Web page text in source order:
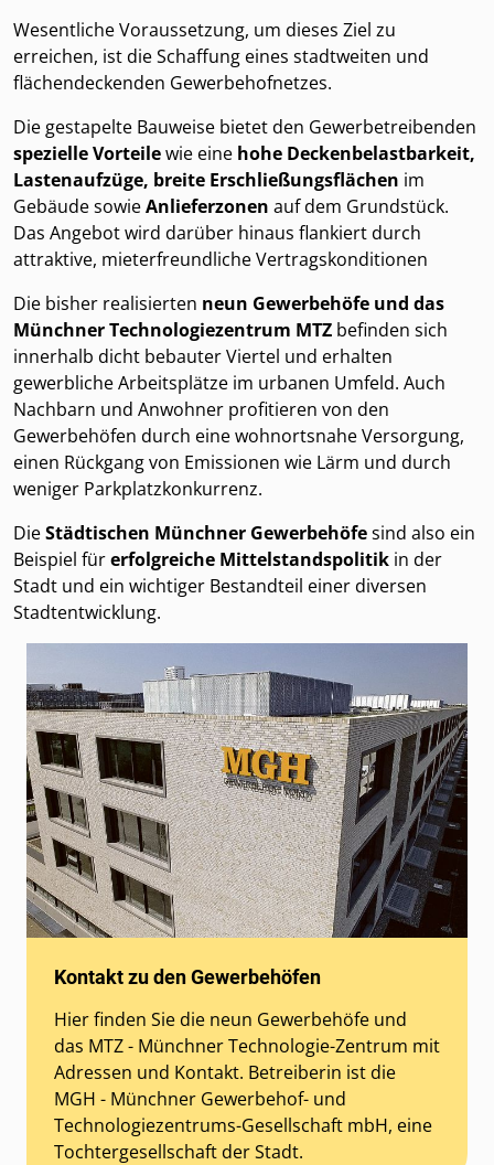
Wesentliche Voraussetzung, um dieses Ziel zu
erreichen, ist die Schaffung eines stadtweiten und
flächendeckenden Gewerbehofnetzes.
Die gestapelte Bauweise bietet den Gewerbetreibenden
spezielle Vorteilewie eine hohe Deckenbelastbarkeit,
Lastenaufzüge, breite Erschließungsflächen im
Gebäude sowieAnlieferzonen auf dem Grundstück.
Das Angebot wird darüber hinaus flankiert durch
attraktive, mieterfreundliche Vertragskonditionen
Die bisher realisierten neun Gewerbehöfe und das
Münchner Technologiezentrum MTZ befinden sich
innerhalb dicht bebauter Viertel und erhalten
gewerbliche Arbeitsplätze im urbanen Umfeld. Auch
Nachbarn und Anwohner profitieren von den
Gewerbehöfen durch eine wohnortsnahe Versorgung,
einen Rückgang von Emissionen wie Lärm und durch
weniger Parkplatzkonkurrenz.
DieStädtischen Münchner Gewerbehöfesind also ein
Beispiel fürerfolgreiche Mittelstandspolitik in der
Stadt und ein wichtiger Bestandteil einer diversen
Stadtentwicklung.
Kontakt zu den Gewerbehöfen
Hier finden Sie die neun Gewerbehöfe und
das MTZ - Münchner Technologie-Zentrum mit
Adressen und Kontakt. Betreiberin ist die
MGH - Münchner Gewerbehof- und
Technologiezentrums-Gesellschaft mbH, eine
Tochtergesellschaft der Stadt.